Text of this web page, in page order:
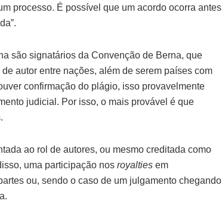
processo. É possível que um acordo ocorra antes
são signatários da Convenção de Berna, que
autor entre nações, além de serem países com
confirmação do plágio, isso provavelmente
judicial. Por isso, o mais provável é que
ao rol de autores, ou mesmo creditada como
uma participação nos royalties em
ou, sendo o caso de um julgamento chegando